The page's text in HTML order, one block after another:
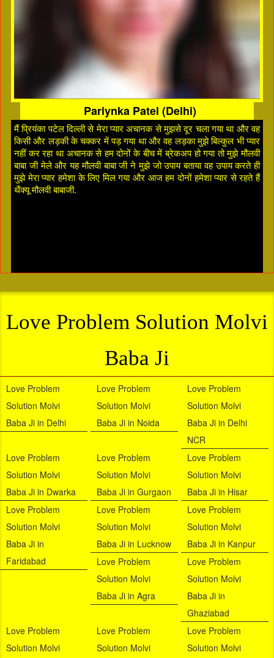
Pariynka Patel (Delhi)
मैं प्रियंका पटेल दिल्ली से मेरा प्यार अचानक से मुझसे दूर चला गया था और वह
किसी और लड़की के चक्कर में पड़ गया था और वह लड़का मुझे बिल्कुल भी प्यार
नहीं कर रहा था अचानक से हम दोनों के बीच में ब्रेकअप हो गया तो मुझे मौलवी
बाबा जी मेले और यह मौलवी बाबा जी ने मुझे जो उपाय बताया वह उपाय करते ही
मुझे मेरा प्यार हमेशा के लिए मिल गया और आज हम दोनों हमेशा प्यार से रहते हैं
थैंक्यू मौलवी बाबाजी.
Love Problem Solution Molvi
Baba Ji
Love Problem
Solution Molvi
Baba Ji in Delhi
Love Problem
Solution Molvi
Baba Ji in Noida
Love Problem
Solution Molvi
Baba Ji in Delhi
NCR
Love Problem
Solution Molvi
Baba Ji in Dwarka
Love Problem
Solution Molvi
Baba Ji in Gurgaon
Love Problem
Solution Molvi
Baba Ji in Hisar
Love Problem
Solution Molvi
Baba Ji in
Faridabad
Love Problem
Solution Molvi
Baba Ji in Lucknow
Love Problem
Solution Molvi
Baba Ji in Kanpur
Love Problem
Solution Molvi
Baba Ji in Agra
Love Problem
Solution Molvi
Baba Ji in
Ghaziabad
Love Problem
Solution Molvi
Love Problem
Solution Molvi
Love Problem
Solution Molvi